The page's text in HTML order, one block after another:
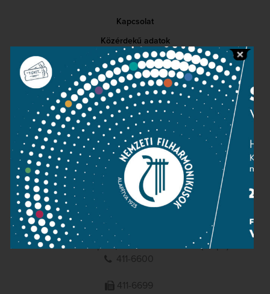
Kapcsolat
Közérdekű adatok
Sajtószoba
Adatvédelem
Impresszum
NEMZETI
FILHARMONIKUSOK
1095 Budapest, Komor Marcell u. 1. (Müpa)
411-6600
411-6699